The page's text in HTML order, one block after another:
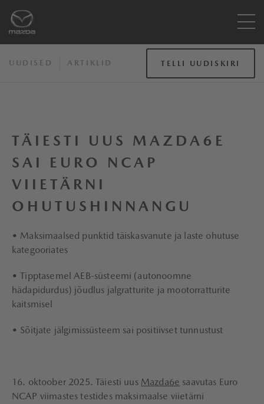
UUDISED ARTIKLID TELLI UUDISKIRI
TÄIESTI UUS MAZDA6E
SAI EURO NCAP
VIIETÄRNI
OHUTUSHINNANGU
• Maksimaalsed punktid täiskasvanute ja laste ohutuse
kategooriates
• Tipptasemel AEB-süsteemi (autonoomne
hädapidurdus) jõudlus jalgratturite ja mootorratturite
kaitsmisel
• Sõitjate jälgimissüsteem sai positiivset tunnustust
16. oktoober 2025. Täiesti uus Mazda6e saavutas Euro
NCAP viimastes testides maksimaalse viietärni